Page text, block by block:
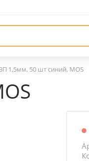
1,5мм, 50 шт синий, MOS